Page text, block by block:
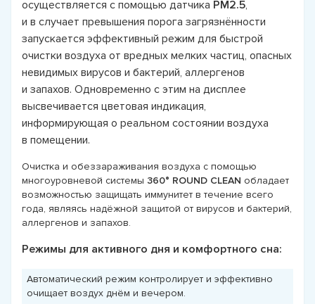
осуществляется с помощью датчика РМ2.5,
и в случает превышения порога загрязнённости
запускается эффективный режим для быстрой
очистки воздуха от вредных мелких частиц, опасных
невидимых вирусов и бактерий, аллергенов
и запахов. Одновременно с этим на дисплее
высвечивается цветовая индикация,
информирующая о реальном состоянии воздуха
в помещении.
Очистка и обеззараживания воздуха с помощью
многоуровневой системы 360° ROUND CLEAN обладает
возможностью защищать иммунитет в течение всего
года, являясь надёжной защитой от вирусов и бактерий,
аллергенов и запахов.
Режимы для активного дня и комфортного сна:
Автоматический режим контролирует и эффективно
очищает воздух днём и вечером.